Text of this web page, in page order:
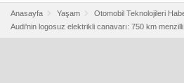
Anasayfa Yaşam
Otomobil Teknolojileri
Audi'nin logosuz elektrikli canavarı: 750 km